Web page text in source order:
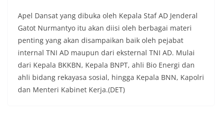
Apel Dansat yang dibuka oleh Kepala Staf AD Jenderal
Gatot Nurmantyo itu akan diisi oleh berbagai materi
penting yang akan disampaikan baik oleh pejabat
internal TNI AD maupun dari eksternal TNI AD. Mulai
dari Kepala BKKBN, Kepala BNPT, ahli Bio Energi dan
ahli bidang rekayasa sosial, hingga Kepala BNN, Kapolri
dan Menteri Kabinet Kerja.(DET)